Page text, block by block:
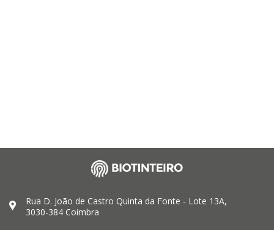
Rua D. João de Castro Quinta da Fonte - Lote 13A,
3030-384 Coimbra